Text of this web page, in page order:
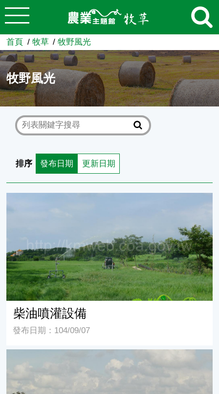
跳到主要內容
農業知識入口網
首頁 牧草 牧野風光
牧野風光
排序 發布日期 更新日期
柴油噴灌設備
發布日期：104/09/07